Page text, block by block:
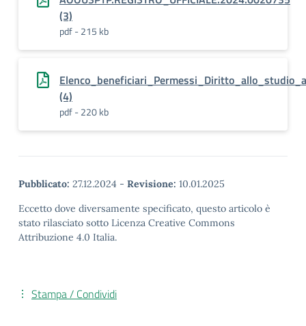
(3)
pdf - 215 kb
(4)
pdf - 220 kb
Pubblicato: 27.12.2024 - Revisione: 10.01.2025
Eccetto dove diversamente specificato, questo articolo è
stato rilasciato sotto Licenza Creative Commons
Attribuzione 4.0 Italia.
Stampa / Condividi